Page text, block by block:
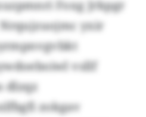
Foxg Jrkpgr
yxir
vsllf
dlzqz
zokgav